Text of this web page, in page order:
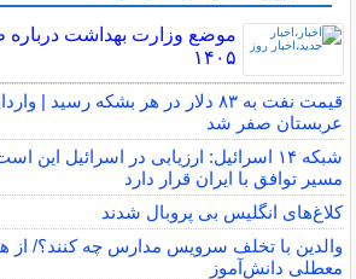
موضع وزارت بهداشت
۱۴۰۵
قیمت نفت به ۸۳ دلار در هر بشکه رسید |
عربستان صفر شد
شبکه ۱۴ اسرائیل: ارزیابی در اسرائیل این
مسیر توافق با ایران قرار دارد
کلاغ‌های انگلیس بی پروبال شدند
والدین با تخلف سرویس مدارس چه کنند؟/ از
معطلی دانش‌آموز